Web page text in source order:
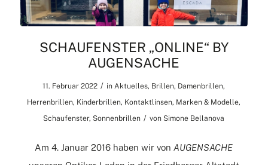
SCHAUFENSTER „ONLINE“ BY
AUGENSACHE
11. Februar 2022 / in Aktuelles, Brillen, Damenbrillen,
Herrenbrillen, Kinderbrillen, Kontaktlinsen, Marken & Modelle,
Schaufenster, Sonnenbrillen / von Simone Bellanova
Am 4. Januar 2016 haben wir vonAUGENSACHE